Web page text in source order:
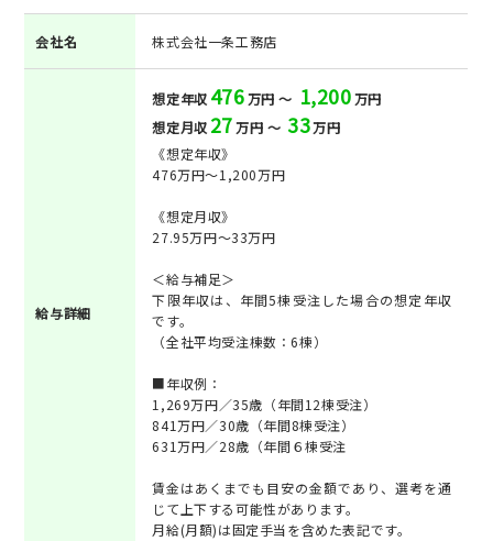
会社名 株式会社一条工務店
給与詳細
想定年収 476万円 ～ 1,200万円
想定月収 27万円 ～ 33万円
《想定年収》
476万円～1,200万円
《想定月収》
27.95万円～33万円
＜給与補足＞
下限年収は、年間5棟受注した場合の想定年収
です。
（全社平均受注棟数：6棟）
■年収例：
1,269万円／35歳（年間12棟受注）
841万円／30歳（年間8棟受注）
631万円／28歳（年間６棟受注
賃金はあくまでも目安の金額であり、選考を通
じて上下する可能性があります。
月給(月額)は固定手当を含めた表記です。